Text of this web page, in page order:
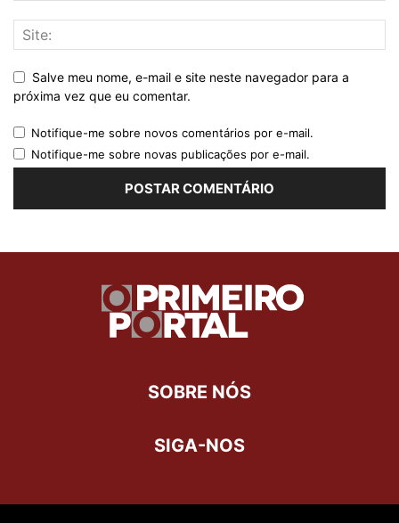
Salve meu nome, e-mail e site neste navegador para a
próxima vez que eu comentar.
Notifique-me sobre novos comentários por e-mail.
Notifique-me sobre novas publicações por e-mail.
SOBRE NÓS
SIGA-NOS